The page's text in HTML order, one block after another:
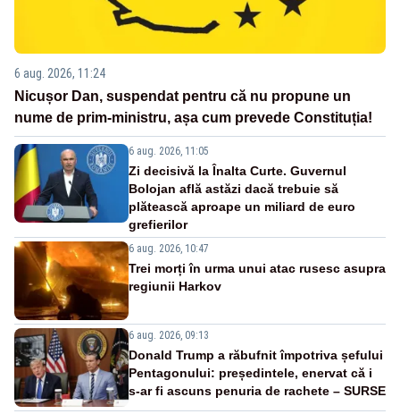
6 aug. 2026, 11:24
Nicușor Dan, suspendat pentru că nu propune un
nume de prim-ministru, așa cum prevede Constituția!
6 aug. 2026, 11:05
Zi decisivă la Înalta Curte. Guvernul
Bolojan află astăzi dacă trebuie să
plătească aproape un miliard de euro
grefierilor
6 aug. 2026, 10:47
Trei morți în urma unui atac rusesc asupra
regiunii Harkov
6 aug. 2026, 09:13
Donald Trump a răbufnit împotriva șefului
Pentagonului: președintele, enervat că i
s-ar fi ascuns penuria de rachete – SURSE